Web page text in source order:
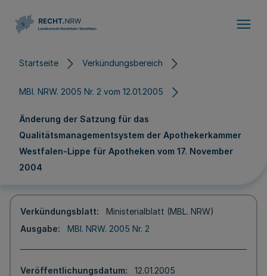
Startseite Verkündungsbereich
MBl. NRW. 2005 Nr. 2 vom 12.01.2005
Änderung der Satzung für das
Qualitätsmanagementsystem der Apothekerkammer
Westfalen-Lippe für Apotheken vom 17. November
2004
Verkündungsblatt
Ministerialblatt (MBL. NRW)
Ausgabe
MBl. NRW. 2005 Nr. 2
Veröffentlichungsdatum
12.01.2005